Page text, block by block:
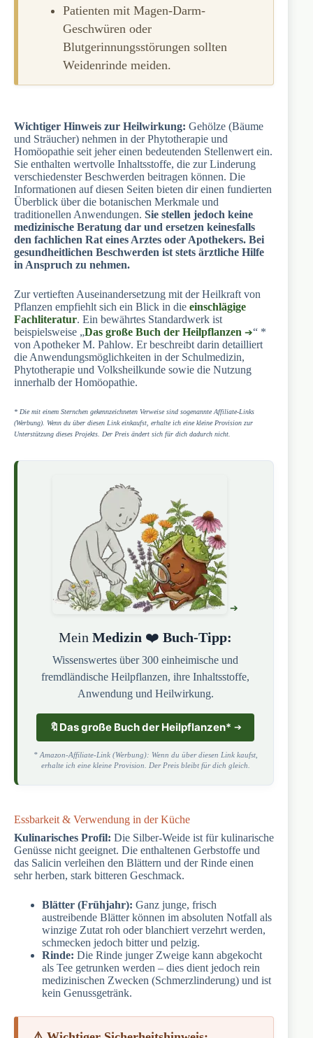
Patienten mit Magen-Darm-
Geschwüren oder
Blutgerinnungsstörungen sollten
Weidenrinde meiden.
Wichtiger Hinweis zur Heilwirkung: Gehölze (Bäume
und Sträucher) nehmen in der Phytotherapie und
Homöopathie seit jeher einen bedeutenden Stellenwert ein.
Sie enthalten wertvolle Inhaltsstoffe, die zur Linderung
verschiedenster Beschwerden beitragen können. Die
Informationen auf diesen Seiten bieten dir einen fundierten
Überblick über die botanischen Merkmale und
traditionellen Anwendungen. Sie stellen jedoch keine
medizinische Beratung dar und ersetzen keinesfalls
den fachlichen Rat eines Arztes oder Apothekers. Bei
gesundheitlichen Beschwerden ist stets ärztliche Hilfe
in Anspruch zu nehmen.
Zur vertieften Auseinandersetzung mit der Heilkraft von
Pflanzen empfiehlt sich ein Blick in die einschlägige
Fachliteratur. Ein bewährtes Standardwerk ist
beispielsweise „Das große Buch der Heilpflanzen
“ *
von Apotheker M. Pahlow. Er beschreibt darin detailliert
die Anwendungsmöglichkeiten in der Schulmedizin,
Phytotherapie und Volksheilkunde sowie die Nutzung
innerhalb der Homöopathie.
* Die mit einem Sternchen gekennzeichneten Verweise sind sogenannte Affiliate-Links
(Werbung). Wenn du über diesen Link einkaufst, erhalte ich eine kleine Provision zur
Unterstützung dieses Projekts. Der Preis ändert sich für dich dadurch nicht.
MeinMedizin ❤️Buch-Tipp:
Wissenswertes über 300 einheimische und
fremdländische Heilpflanzen, ihre Inhaltsstoffe,
Anwendung und Heilwirkung.
🔖 Das große Buch der Heilpflanzen*
* Amazon-Affiliate-Link (Werbung): Wenn du über diesen Link kaufst,
erhalte ich eine kleine Provision. Der Preis bleibt für dich gleich.
Essbarkeit & Verwendung in der Küche
Kulinarisches Profil: Die Silber-Weide ist für kulinarische
Genüsse nicht geeignet. Die enthaltenen Gerbstoffe und
das Salicin verleihen den Blättern und der Rinde einen
sehr herben, stark bitteren Geschmack.
Blätter (Frühjahr): Ganz junge, frisch
austreibende Blätter können im absoluten Notfall als
winzige Zutat roh oder blanchiert verzehrt werden,
schmecken jedoch bitter und pelzig.
Rinde: Die Rinde junger Zweige kann abgekocht
als Tee getrunken werden – dies dient jedoch rein
medizinischen Zwecken (Schmerzlinderung) und ist
kein Genussgetränk.